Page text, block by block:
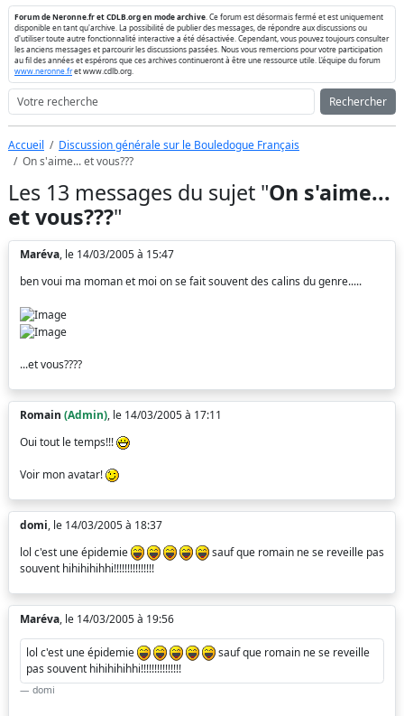
Forum de Neronne.fr et CDLB.org en mode archive . Ce forum est désormais fermé et est uniquement
disponible en tant qu'archive. La possibilité de publier des messages, de répondre aux discussions ou
d'utiliser toute autre fonctionnalité interactive a été désactivée. Cependant, vous pouvez toujours consulter
les anciens messages et parcourir les discussions passées. Nous vous remercions pour votre participation
au fil des années et espérons que ces archives continueront à être une ressource utile. L'équipe du forum
www.neronne.fret www.cdlb.org.
Rechercher
Accueil
Discussion générale sur le Bouledogue Français
On s'aime... et vous???
Les 13 messages du sujet "On s'aime...
et vous???"
Maréva, le 14/03/2005 à 15:47
ben voui ma moman et moi on se fait souvent des calins du genre.....
...et vous????
Romain (Admin), le 14/03/2005 à 17:11
Oui tout le temps!!!
Voir mon avatar!
domi, le 14/03/2005 à 18:37
lol c'est une épidemie
sauf que romain ne se reveille pas
souvent hihihihihhi!!!!!!!!!!!!!!!
Maréva, le 14/03/2005 à 19:56
lol c'est une épidemie
sauf que romain ne se reveille
pas souvent hihihihihhi!!!!!!!!!!!!!!!
domi